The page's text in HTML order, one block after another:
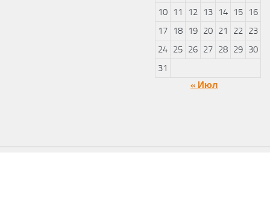
10
11 12 13 14 15
16
17
18 19 20 21 22 23
24 25 26 27 28 29 30
31
« Июл